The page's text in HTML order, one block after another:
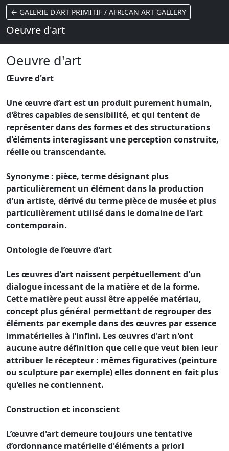
← GALERIE D'ART PRIMITIF / AFRICAN ART GALLERY
Oeuvre d'art
Oeuvre d'art
Œuvre d'art
Une œuvre d’art est un produit purement humain,
d'êtres capables de sensibilité, et qui tentent de
représenter dans des formes et des structurations
d'éléments interagissant une perception construite,
réelle ou transcendante.
Synonyme : pièce, terme désignant plus
particulièrement un élément dans la production
d'un artiste, dérivé du terme pièce de musée et plus
particulièrement utilisé dans le domaine de l'art
contemporain.
Ontologie de l’œuvre d'art
Les œuvres d'art naissent perpétuellement d'un
dialogue incessant de la matière et de la forme.
Cette matière peut aussi être appelée matériau,
concept plus général permettant de regrouper des
éléments par exemple dans des œuvres par essence
immatérielles à l’infini. Les œuvres d'art n'ont
aucune autre définition que celle que veut bien leur
attribuer le récepteur : mêmes figuratives (peinture
ou sculpture par exemple) elles donnent en fait plus
qu’elles ne contiennent.
Construction et inconscient
L’œuvre d'art demeure toujours une tentative
d’ordonnance matérielle d'éléments a priori